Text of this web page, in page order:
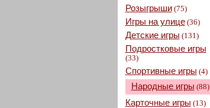
Розыгрыши(75)
Игры на улице(36)
Детские игры (131)
Подростковые игры
(33)
Спортивные игры (4)
Народные игры (88)
Карточные игры (13)